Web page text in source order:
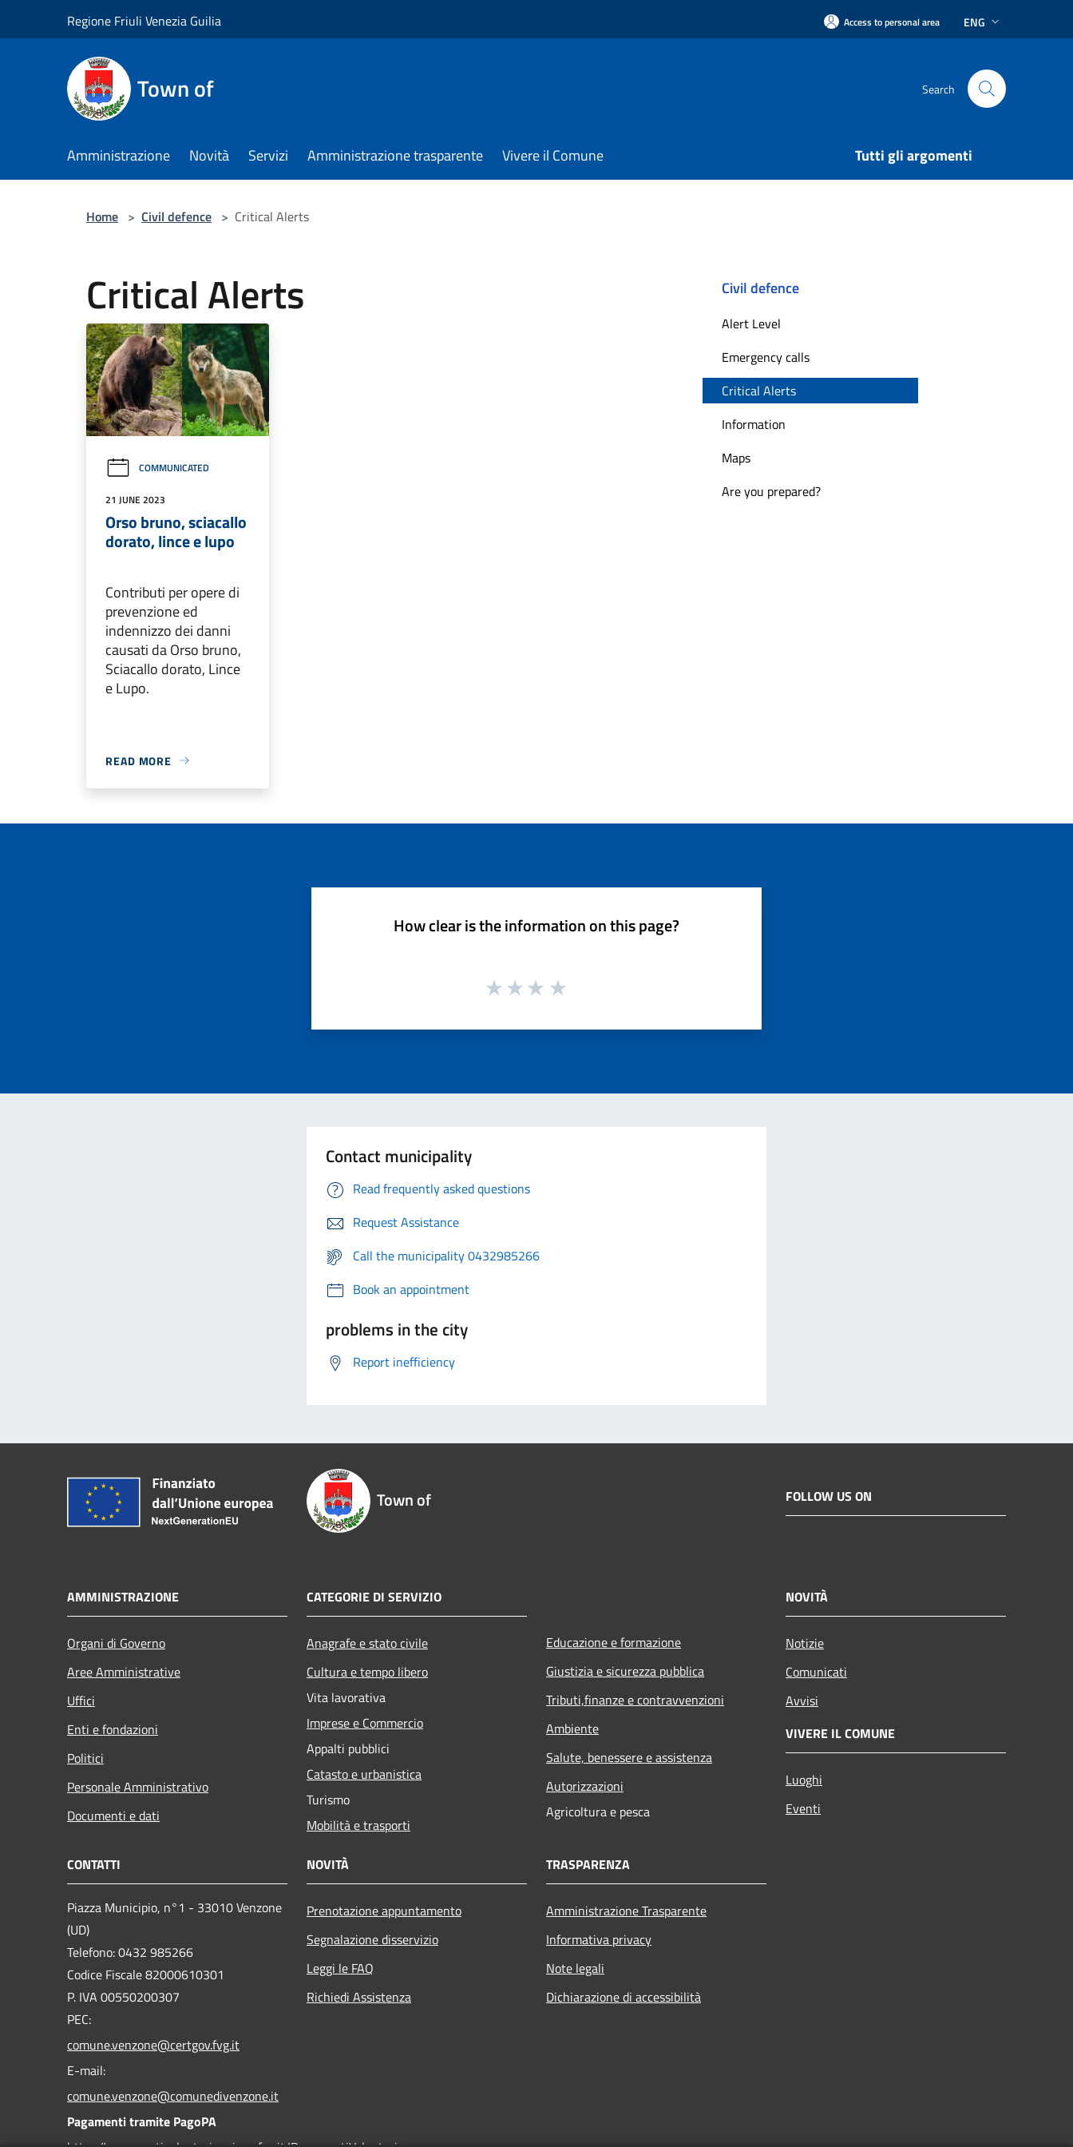
Regione Friuli Venezia Guilia Access to personal area ENG
Town of Search
Amministrazione Novità Servizi Amministrazione trasparente Vivere il Comune Tutti gli argomenti
Home > Civil defence > Critical Alerts
Critical Alerts
COMMUNICATED
21 JUNE 2023
Orso bruno, sciacallo
dorato, lince e lupo
Contributi per opere di
prevenzione ed
indennizzo dei danni
causati da Orso bruno,
Sciacallo dorato, Lince
e Lupo.
READ MORE
Civil defence
Alert Level
Emergency calls
Critical Alerts
Information
Maps
Are you prepared?
How clear is the information on this page?
Contact municipality
Read frequently asked questions
Request Assistance
Call the municipality 0432985266
Book an appointment
problems in the city
Report inefficiency
Town of FOLLOW US ON
AMMINISTRAZIONE
Organi di Governo
Aree Amministrative
Uffici
Enti e fondazioni
Politici
Personale Amministrativo
Documenti e dati
CATEGORIE DI SERVIZIO
Anagrafe e stato civile
Cultura e tempo libero
Vita lavorativa
Imprese e Commercio
Appalti pubblici
Catasto e urbanistica
Turismo
Mobilità e trasporti
Educazione e formazione
Giustizia e sicurezza pubblica
Tributi,finanze e contravvenzioni
Ambiente
Salute, benessere e assistenza
Autorizzazioni
Agricoltura e pesca
NOVITÀ
Notizie
Comunicati
Avvisi
VIVERE IL COMUNE
Luoghi
Eventi
CONTATTI
Piazza Municipio, n°1 - 33010 Venzone
(UD)
Telefono: 0432 985266
Codice Fiscale 82000610301
P. IVA 00550200307
PEC:
comune.venzone@certgov.fvg.it
E-mail:
comune.venzone@comunedivenzone.it
Pagamenti tramite PagoPA
NOVITÀ
Prenotazione appuntamento
Segnalazione disservizio
Leggi le FAQ
Richiedi Assistenza
TRASPARENZA
Amministrazione Trasparente
Informativa privacy
Note legali
Dichiarazione di accessibilità